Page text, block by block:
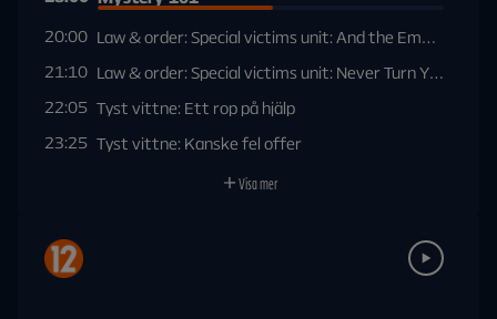
20:00 Law & order: Special victims unit: And the Empire Stri
21:10 Law & order: Special victims unit: Never Turn Your Back
22:05 Tyst vittne: Ett rop på hjälp
23:25 Tyst vittne: Kanske fel offer
Visa mer